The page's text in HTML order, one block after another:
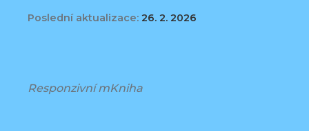
Poslední aktualizace: 26. 2. 2026
Responzivní mKniha